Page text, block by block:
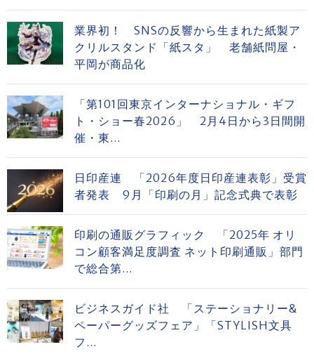
業界初！ SNSの反響から生まれた紙製ア
クリルスタンド「紙スタ」 老舗紙問屋・
平岡が商品化
「第101回東京インターナショナル・ギフ
ト・ショー春2026」 2月4日から3日間開
催・東...
日印産連 「2026年度日印産連表彰」受賞
者発表 9月「印刷の月」記念式典で表彰
印刷の通販グラフィック 「2025年 オリ
コン顧客満足度調査 ネット印刷通販」部門
で総合第...
ビジネスガイド社 「ステーショナリー&
ペーパーグッズフェア」「STYLISH文具
フ...